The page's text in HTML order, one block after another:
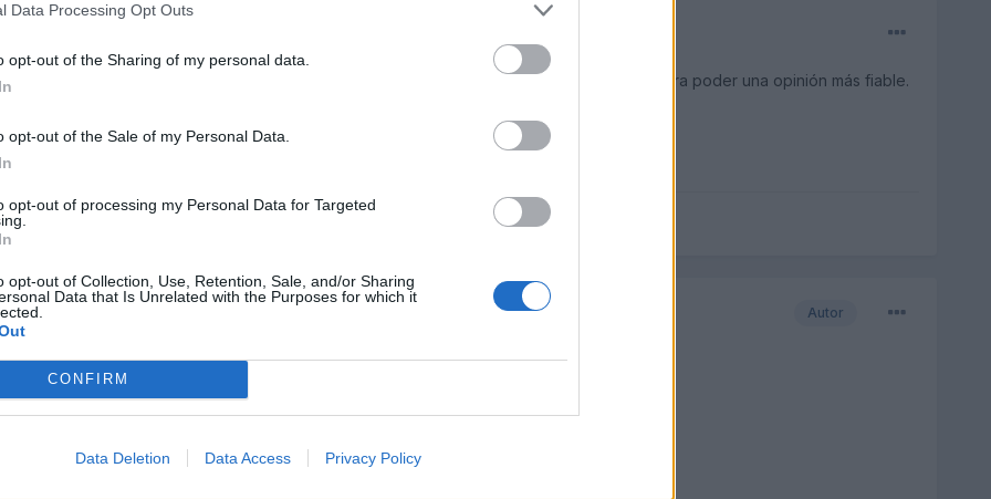
Data Processing Opt Outs
opt-out of the Sharing of my personal data.
opt-out of the Sale of my Personal Data.
opt-out of processing my Personal Data for Targeted
opt-out of Collection, Use, Retention, Sale, and/or Sharing
Data that Is Unrelated with the Purposes for which it
CONFIRM
Data Deletion Data Access Privacy Policy
añadir más datos, como por ejemplo de que año es, precio, etc,..., creo que serviría para poder una opinión más fiable.
Autor
precio 12.000 euros